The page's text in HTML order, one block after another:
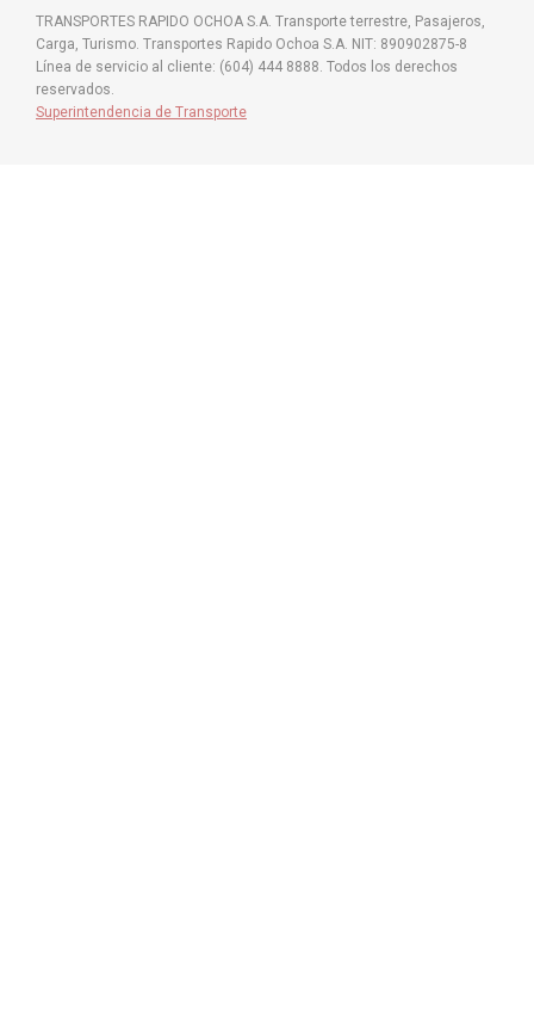
TRANSPORTES RAPIDO OCHOA S.A. Transporte terrestre, Pasajeros,
Carga, Turismo. Transportes Rapido Ochoa S.A. NIT: 890902875-8
Línea de servicio al cliente: (604) 444 8888. Todos los derechos
reservados.
Superintendencia de Transporte